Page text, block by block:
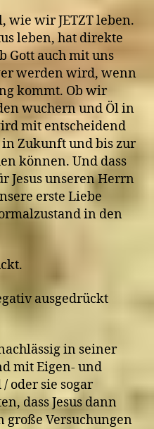
wie wir JETZT leben.
leben, hat direkte
Gott auch mit uns
werden wird, wenn
kommt. Ob wir
wuchern und Öl in
mit entscheidend
Zukunft und bis zur
können. Und dass
Jesus unseren Herrn
erste Liebe
in den
ausgedrückt
in seiner
mit Eigen- und
oder sie sogar
dass Jesus dann
große Versuchungen